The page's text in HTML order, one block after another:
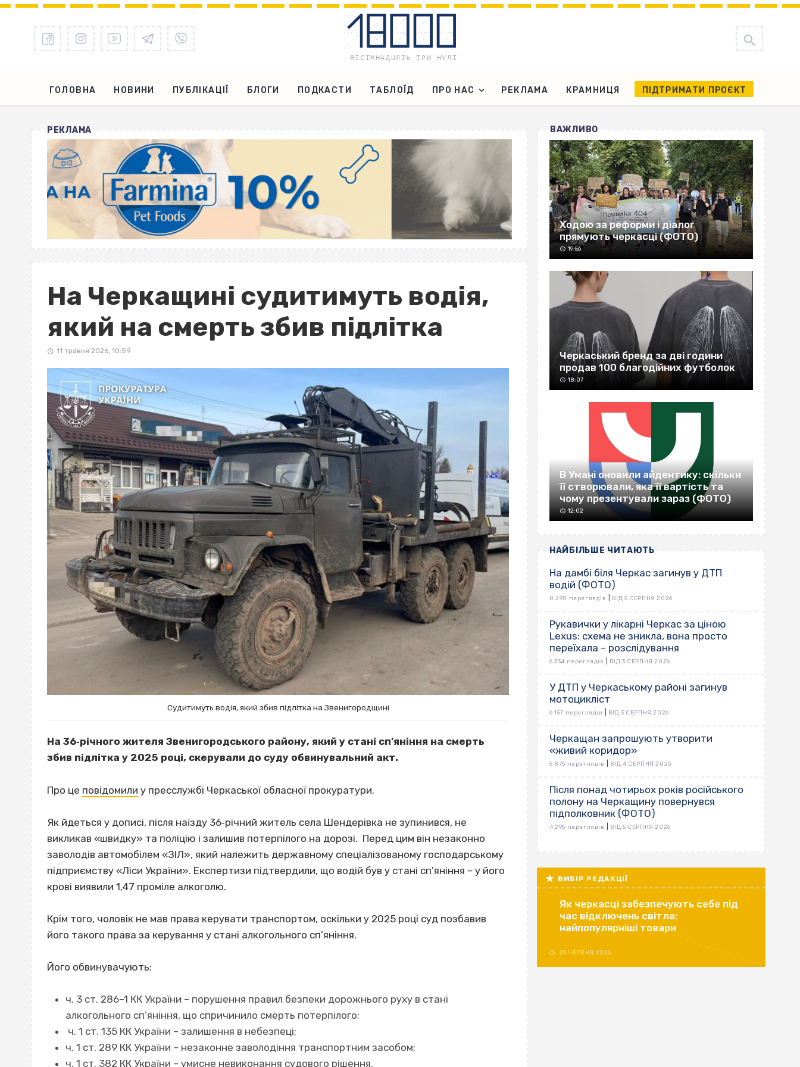
ГОЛОВНА НОВИНИ ПУБЛІКАЦІЇ БЛОГИ ПОДКАСТИ ТАБЛОЇД ПРО НАС РЕКЛАМА КРАМНИЦЯ ПІДТРИМАТИ ПРОЄКТ
РЕКЛАМА
На Черкащині судитимуть водія,
який на смерть збив підлітка
11 травня 2026, 10:59
Судитимуть водія, який збив підлітка на Звенигородщині
На 36‐річного жителя Звенигородського району, який у стані сп’яніння на смерть
збив підлітка у 2025 році, скерували до суду обвинувальний акт.
Про це повідомили у пресслужбі Черкаської обласної прокуратури.
Як йдеться у дописі, після наїзду 36‐річний житель села Шендерівка не зупинився, не
викликав «швидку» та поліцію і залишив потерпілого на дорозі. Перед цим він незаконно
заволодів автомобілем «ЗІЛ», який належить державному спеціалізованому господарському
підприємству «Ліси України». Експертизи підтвердили, що водій був у стані сп’яніння – у його
крові виявили 1,47 проміле алкоголю.
Крім того, чоловік не мав права керувати транспортом, оскільки у 2025 році суд позбавив
його такого права за керування у стані алкогольного сп’яніння.
Його обвинувачують:
ч. 3 ст. 286–1 КК України – порушення правил безпеки дорожнього руху в стані
алкогольного сп’яніння, що спричинило смерть потерпілого;
ч. 1 ст. 135 КК України – залишення в небезпеці;
ч. 1 ст. 289 КК України – незаконне заволодіння транспортним засобом;
ч. 1 ст. 382 КК України – умисне невиконання судового рішення.
ВАЖЛИВО
Ходою за реформи і діалог
прямують черкасці (ФОТО)
19:56
Черкаський бренд за дві години
продав 100 благодійних футболок
18:07
В Умані оновили айдентику: скільки
її створювали, яка її вартість та
чому презентували зараз (ФОТО)
12:02
НАЙБІЛЬШЕ ЧИТАЮТЬ
На дамбі біля Черкас загинув у ДТП
водій (ФОТО)
8 290 переглядів ВІД 5 СЕРПНЯ 2026
Рукавички у лікарні Черкас за ціною
Lexus: схема не зникла, вона просто
переїхала – розслідування
6 334 переглядів ВІД 3 СЕРПНЯ 2026
У ДТП у Черкаському районі загинув
мотоцикліст
6 157 переглядів ВІД 3 СЕРПНЯ 2026
Черкащан запрошують утворити
«живий коридор»
5 875 переглядів ВІД 4 СЕРПНЯ 2026
Після понад чотирьох років російського
полону на Черкащину повернувся
підполковник (ФОТО)
4 295 переглядів ВІД 5 СЕРПНЯ 2026
ВИБІР РЕДАКЦІЇ
Як черкасці забезпечують себе під
час відключень світла:
найпопулярніші товари
29 ЧЕРВНЯ 2026